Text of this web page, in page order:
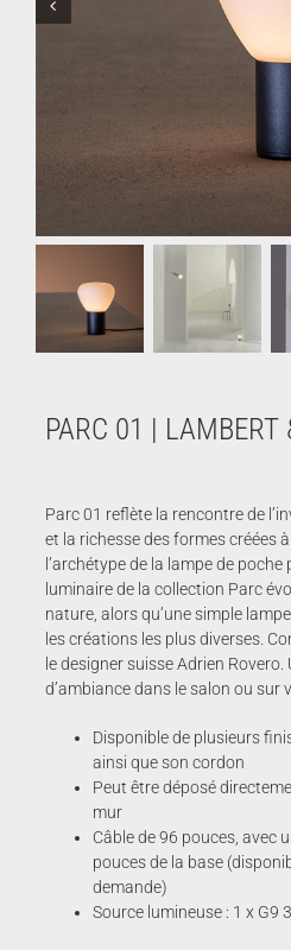
PARC 01 | LAMBERT
Parc 01 reflète la rencontre de
et la richesse des formes créées
l’archétype de la lampe de
luminaire de la collection Parc
nature, alors qu’une simple
les créations les plus diverses.
le designer suisse Adrien
d’ambiance dans le salon ou sur
Disponible de plusieurs
ainsi que son cordon
Peut être déposé
mur
Câble de 96 pouces, avec
pouces de la base
demande)
Source lumineuse : 1 x G9